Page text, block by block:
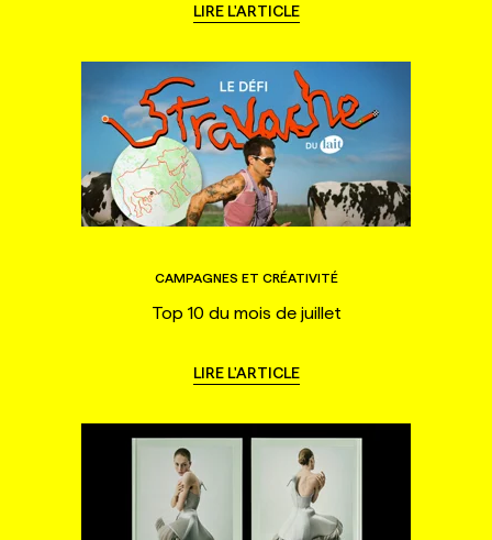
LIRE L'ARTICLE
CAMPAGNES ET CRÉATIVITÉ
Top 10 du mois de juillet
LIRE L'ARTICLE